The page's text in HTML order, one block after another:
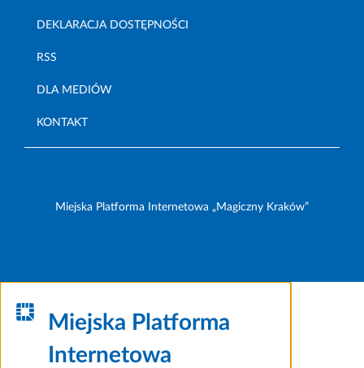
DEKLARACJA DOSTĘPNOŚCI
RSS
DLA MEDIÓW
KONTAKT
Miejska Platforma Internetowa „Magiczny Kraków”
Miejska Platforma
Internetowa